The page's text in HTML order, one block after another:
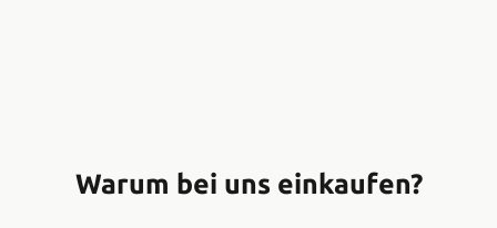
Warum bei uns einkaufen?